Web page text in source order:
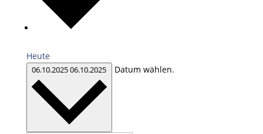
Heute
06.10.202506.10.2025 Datum wählen.